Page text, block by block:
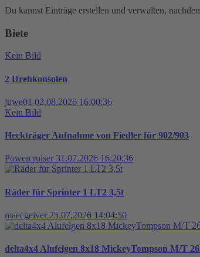
Du kannst Einträge erstellen und verwalten,
Biete
Kein Bild
2 Drehkonsolen
juwe01 02.08.2026 16:00:36
Kein Bild
Heckträger Aufnahme von Fiedler für 902/903
Powercruiser 31.07.2026 16:20:36
Räder für Sprinter 1 LT2 3,5t
maecgeiver 25.07.2026 14:04:50
delta4x4 Alufelgen 8x18 MickeyTompson M/T